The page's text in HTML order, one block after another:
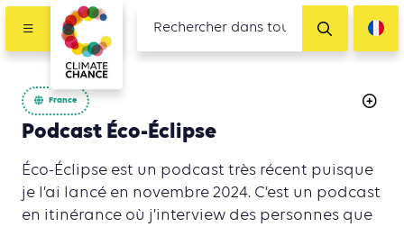
France
Podcast Éco-Éclipse
Éco-Éclipse est un podcast très récent puisque
je l’ai lancé en novembre 2024. C’est un podcast
en itinérance où j’interview des personnes que